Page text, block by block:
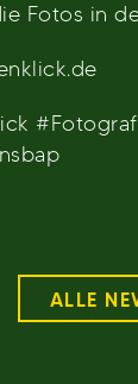
Fotos in
ALLE